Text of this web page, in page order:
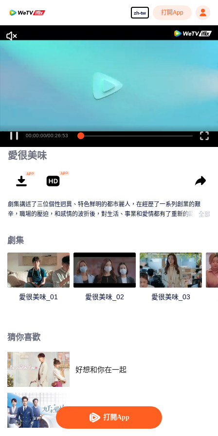
zh-tw 打開App
打開App
00:00:00/00:26:53
愛很美味
劇集講述了三位個性迥異、特色鮮明的都市麗人，在經歷了一系列創業的艱
辛，職場的壓迫，和感情的波折後，對生活、事業和愛情都有了重新的認識。
全部
劇集
愛很美味_01 愛很美味_02 愛很美味_03
猜你喜歡
好想和你在一起